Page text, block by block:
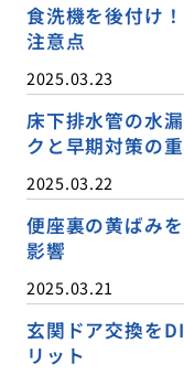
食洗機を後付け
注意点
2025.03.23
床下排水管の水
クと早期対策の
2025.03.22
便座裏の黄ばみ
影響
2025.03.21
玄関ドア交換を
リット